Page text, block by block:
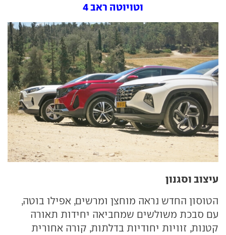
וטויוטה ראב 4
עיצוב וסגנון
הטוסון החדש נראה מוחצן ומרשים, אפילו בוטה,
עם סבכת משולשים שמחביאה יחידות תאורה
קטנות, זוויות יחודיות בדלתות, קורה אחורית